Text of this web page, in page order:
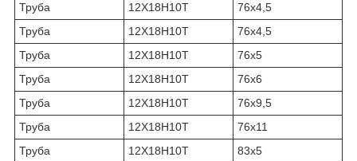
Труба
12Х18Н10Т
76х4,5
Труба
12Х18Н10Т
76х4,5
Труба
12Х18Н10Т
76х5
Труба
12Х18Н10Т
76х6
Труба
12Х18Н10Т
76х9,5
Труба
12Х18Н10Т
76х11
Труба
12Х18Н10Т
83х5